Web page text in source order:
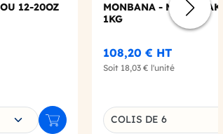
12-20OZ
Ajouter au panier
MONBANA -
1KG
108,20 € HT
Soit 18,03 € l'unité
Choisissez une
COLIS DE 6